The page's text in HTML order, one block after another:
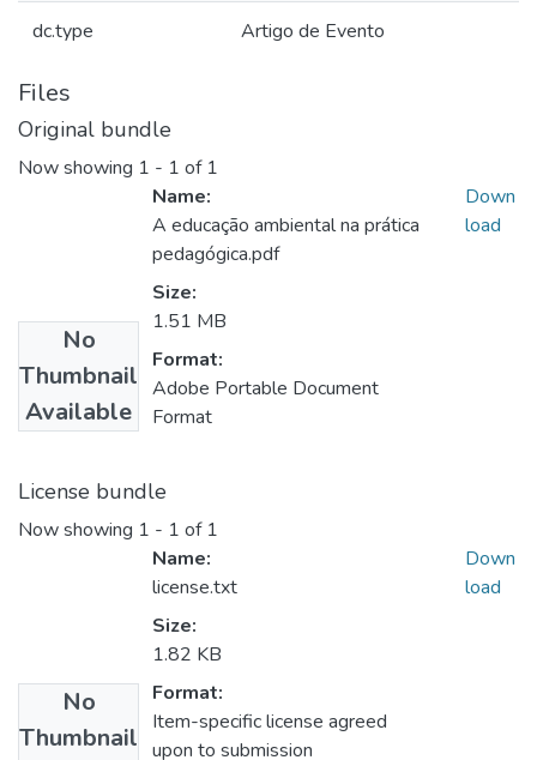
dc.type Artigo de Evento
Files
Original bundle
Now showing 1 - 1 of 1
No
Thumbnail
Available
Name:
A educação ambiental na prática
pedagógica.pdf
Size:
1.51 MB
Format:
Adobe Portable Document
Format
Down
load
License bundle
Now showing 1 - 1 of 1
No
Thumbnail
Name:
license.txt
Size:
1.82 KB
Format:
Item-specific license agreed
upon to submission
Down
load